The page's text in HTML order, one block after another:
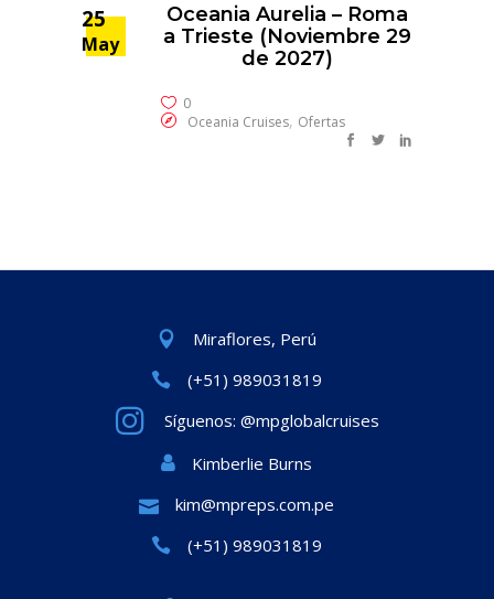
25
May
Oceania Aurelia – Roma
a Trieste (Noviembre 29
de 2027)
0
Oceania Cruises, Ofertas
Miraflores, Perú
(+51) 989031819
Síguenos: @mpglobalcruises
Kimberlie Burns
kim@mpreps.com.pe
(+51) 989031819